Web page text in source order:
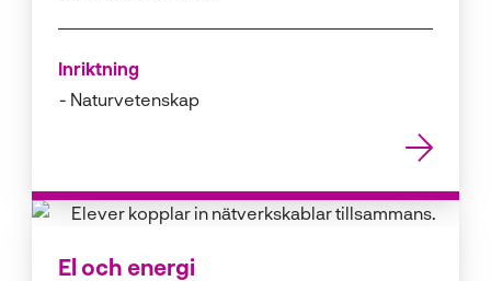
Inriktning
Naturvetenskap
El och energi